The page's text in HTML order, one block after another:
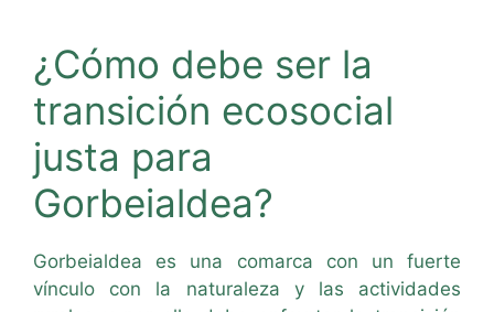
¿Cómo debe ser la
transición ecosocial
justa para
Gorbeialdea?
Gorbeialdea es una comarca con un fuerte
vínculo con la naturaleza y las actividades